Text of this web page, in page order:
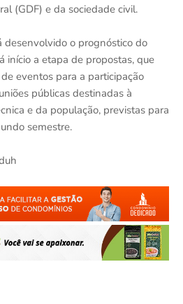
(GDF) e da sociedade civil.
desenvolvido o prognóstico do
início a etapa de propostas, que
eventos para a participação
públicas destinadas à
e da população, previstas para
semestre.